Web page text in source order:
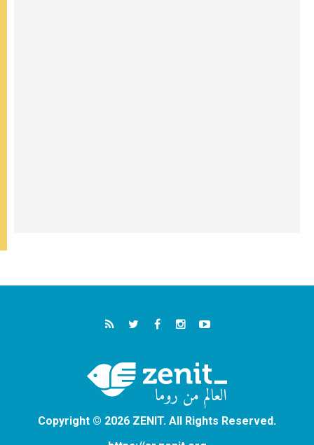
Copyright © 2026 ZENIT. All Rights Reserved.